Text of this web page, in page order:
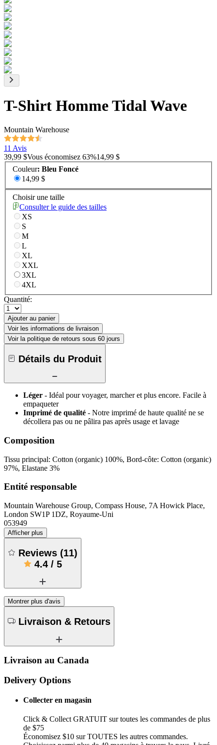
T-Shirt Homme Tidal Wave
Mountain Warehouse
11 Avis
39,99 $Vous économisez 63%14,99 $
Couleur: Bleu Foncé
14,99 $
Choisir une taille
Consulter le guide des tailles
XS
S
M
L
XL
XXL
3XL
4XL
Quantité:
Ajouter au panier
Voir les informations de livraison
Voir la politique de retours sous 60 jours
Détails du Produit
Léger - Idéal pour voyager, marcher et plus encore. Facile à
empaqueter
Imprimé de qualité - Notre imprimé de haute qualité ne se
décollera pas ou ne pâlira pas après usage et lavage
Composition
Tissu principal: Cotton (organic) 100%, Bord-côte: Cotton (organic)
97%, Elastane 3%
Entité responsable
Mountain Warehouse Group, Compass House, 7A Howick Place,
London SW1P 1DZ, Royaume-Uni
053949
Afficher plus
Reviews (11)
4.4/ 5
Montrer plus d'avis
Livraison & Retours
Livraison au Canada
Delivery Options
Collecter en magasin
Click & Collect GRATUIT sur toutes les commandes de plus
de $75
Économisez $10 sur TOUTES les autres commandes.